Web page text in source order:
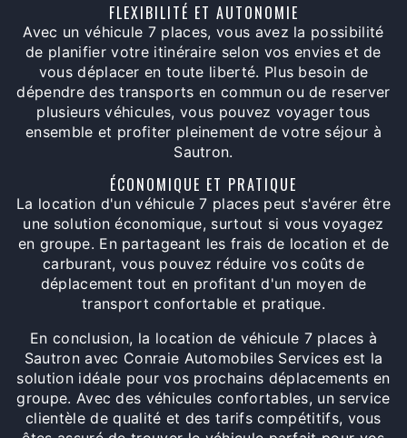
FLEXIBILITÉ ET AUTONOMIE
Avec un véhicule 7 places, vous avez la possibilité
de planifier votre itinéraire selon vos envies et de
vous déplacer en toute liberté. Plus besoin de
dépendre des transports en commun ou de reserver
plusieurs véhicules, vous pouvez voyager tous
ensemble et profiter pleinement de votre séjour à
Sautron.
ÉCONOMIQUE ET PRATIQUE
La location d'un véhicule 7 places peut s'avérer être
une solution économique, surtout si vous voyagez
en groupe. En partageant les frais de location et de
carburant, vous pouvez réduire vos coûts de
déplacement tout en profitant d'un moyen de
transport confortable et pratique.
En conclusion, la location de véhicule 7 places à
Sautron avec Conraie Automobiles Services est la
solution idéale pour vos prochains déplacements en
groupe. Avec des véhicules confortables, un service
clientèle de qualité et des tarifs compétitifs, vous